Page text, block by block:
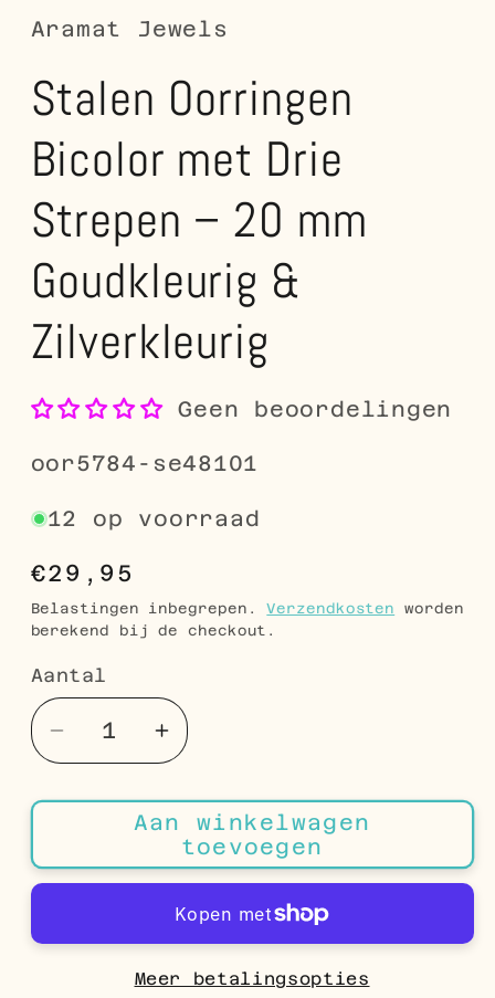
Aramat Jewels
Stalen Oorringen
Bicolor met Drie
Strepen – 20 mm
Goudkleurig &
Zilverkleurig
Geen beoordelingen
SKU:
oor5784-se48101
12 op voorraad
Normale
prijs
€29,95
Belastingen inbegrepen.Verzendkosten worden
berekend bij de checkout.
Aantal
Aantal
Aantal
verlagen
voor
Oorringen
Bicolor
Drie
Strepen
Aantal
verhogen
voor
Stalen
Oorringen
Bicolor
met
Drie
Strepen
Aan winkelwagen
toevoegen
Meer betalingsopties